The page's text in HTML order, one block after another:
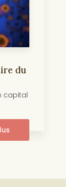
du
capital